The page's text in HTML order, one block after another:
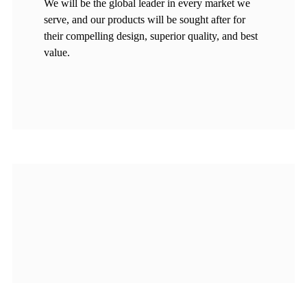
We will be the global leader in every market we
serve, and our products will be sought after for
their compelling design, superior quality, and best
value.